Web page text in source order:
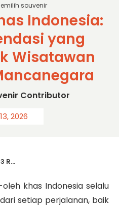
souvenir
Indonesia:
yang
Wisatawan
Contributor
2026
Oleh-Oleh Khas Indonesia: 13 Rekomendasi yang Cocok untuk Wisatawan Lokal dan Mancanegara
khas Indonesia selalu
setiap perjalanan, baik